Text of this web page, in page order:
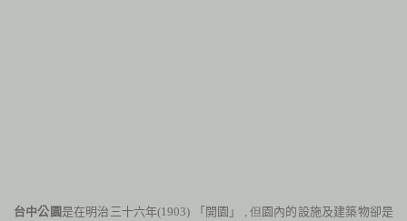
台中公園 是在明治三十六年(1903) 「開園」 , 但 園內的設施及建築物卻是